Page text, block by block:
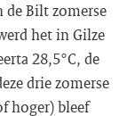
de Bilt zomerse
het in Gilze
28,5°C, de
drie zomerse
hoger) bleef